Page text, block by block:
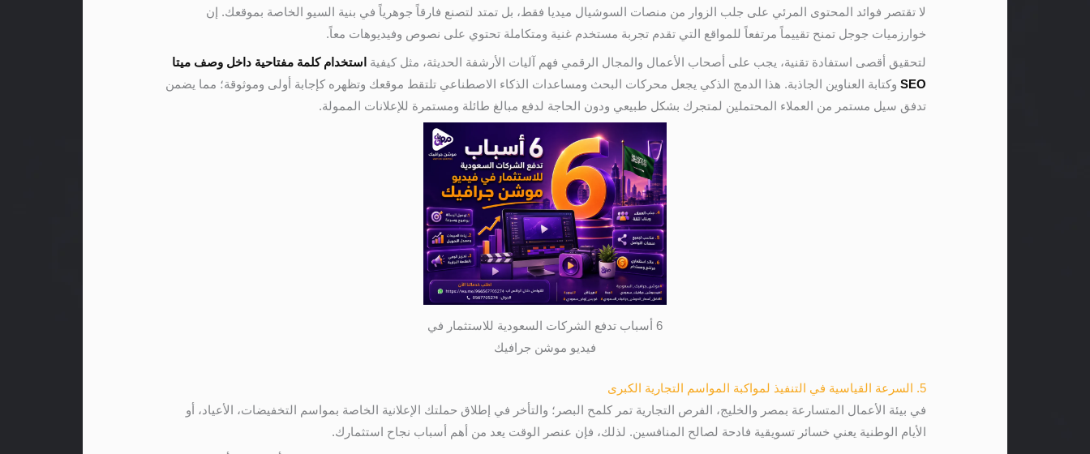
لا تقتصر فوائد المحتوى المرئي على جلب الزوار من منصات السوشيال ميديا فقط، بل تمتد لتصنع فارقاً جوهرياً في بنية السيو الخاصة بموقعك. إن
خوارزميات جوجل تمنح تقييماً مرتفعاً للمواقع التي تقدم تجربة مستخدم غنية ومتكاملة تحتوي على نصوص وفيديوهات معاً.
لتحقيق أقصى استفادة تقنية، يجب على أصحاب الأعمال والمجال الرقمي فهم آليات الأرشفة الحديثة، مثل كيفية استخدام كلمة مفتاحية داخل وصف ميتا
SEO وكتابة العناوين الجاذبة. هذا الدمج الذكي يجعل محركات البحث ومساعدات الذكاء الاصطناعي تلتقط موقعك وتظهره كإجابة أولى وموثوقة؛ مما يضمن
تدفق سيل مستمر من العملاء المحتملين لمتجرك بشكل طبيعي ودون الحاجة لدفع مبالغ طائلة ومستمرة للإعلانات الممولة.
6 أسباب تدفع الشركات السعودية للاستثمار في
فيديو موشن جرافيك
5. السرعة القياسية في التنفيذ لمواكبة المواسم التجارية الكبرى
في بيئة الأعمال المتسارعة بمصر والخليج، الفرص التجارية تمر كلمح البصر؛ والتأخر في إطلاق حملتك الإعلانية الخاصة بمواسم التخفيضات، الأعياد، أو
الأيام الوطنية يعني خسائر تسويقية فادحة لصالح المنافسين. لذلك، فإن عنصر الوقت يعد من أهم أسباب نجاح استثمارك.